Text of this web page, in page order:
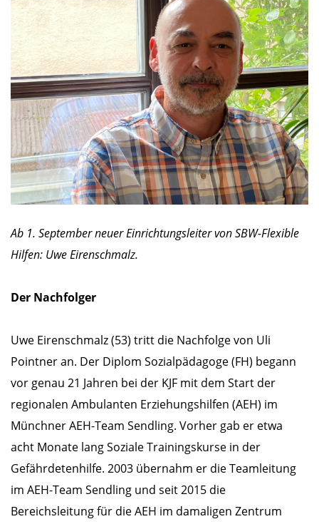
Ab 1. September neuer Einrichtungsleiter von SBW-Flexible
Hilfen: Uwe Eirenschmalz.
Der Nachfolger
Uwe Eirenschmalz (53) tritt die Nachfolge von Uli
Pointner an. Der Diplom Sozialpädagoge (FH) begann
vor genau 21 Jahren bei der KJF mit dem Start der
regionalen Ambulanten Erziehungshilfen (AEH) im
Münchner AEH-Team Sendling. Vorher gab er etwa
acht Monate lang Soziale Trainingskurse in der
Gefährdetenhilfe. 2003 übernahm er die Teamleitung
im AEH-Team Sendling und seit 2015 die
Bereichsleitung für die AEH im damaligen Zentrum